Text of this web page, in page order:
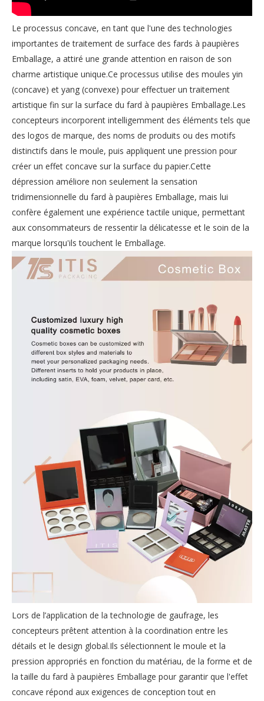
Le processus concave, en tant que l'une des technologies
importantes de traitement de surface des fards à paupières
Emballage, a attiré une grande attention en raison de son
charme artistique unique.Ce processus utilise des moules yin
(concave) et yang (convexe) pour effectuer un traitement
artistique fin sur la surface du fard à paupières Emballage.Les
concepteurs incorporent intelligemment des éléments tels que
des logos de marque, des noms de produits ou des motifs
distinctifs dans le moule, puis appliquent une pression pour
créer un effet concave sur la surface du papier.Cette
dépression améliore non seulement la sensation
tridimensionnelle du fard à paupières Emballage, mais lui
confère également une expérience tactile unique, permettant
aux consommateurs de ressentir la délicatesse et le soin de la
marque lorsqu'ils touchent le Emballage.
Lors de l’application de la technologie de gaufrage, les
concepteurs prêtent attention à la coordination entre les
détails et le design global.Ils sélectionnent le moule et la
pression appropriés en fonction du matériau, de la forme et de
la taille du fard à paupières Emballage pour garantir que l'effet
concave répond aux exigences de conception tout en